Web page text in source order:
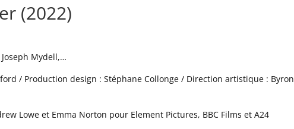
(2022)
Mydell,…
/ Production design : Stéphane Collonge / Direction artistique : Byron
Lowe et Emma Norton pour Element Pictures, BBC Films et A24